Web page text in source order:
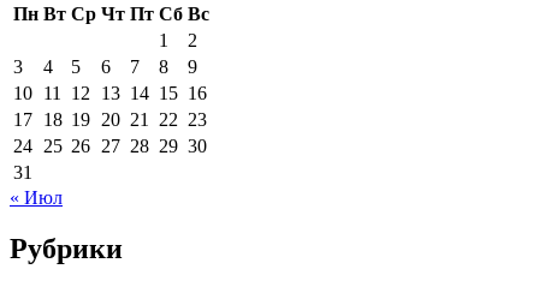
Пн Вт Ср Чт Пт Сб Вс
1
2
3
4 5 6 7 8
9
10 11 12 13 14 15 16
17 18 19 20 21 22 23
24 25 26 27 28 29 30
31
« Июл
Рубрики